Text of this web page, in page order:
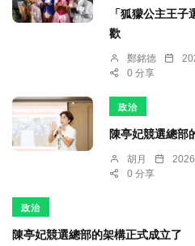
「狐獴公主王
歡
鄭銘德
0 分享
政治
陳亭妃競選總部
胡月
0 分享
政治
陳亭妃競選總部的架構正式成立了